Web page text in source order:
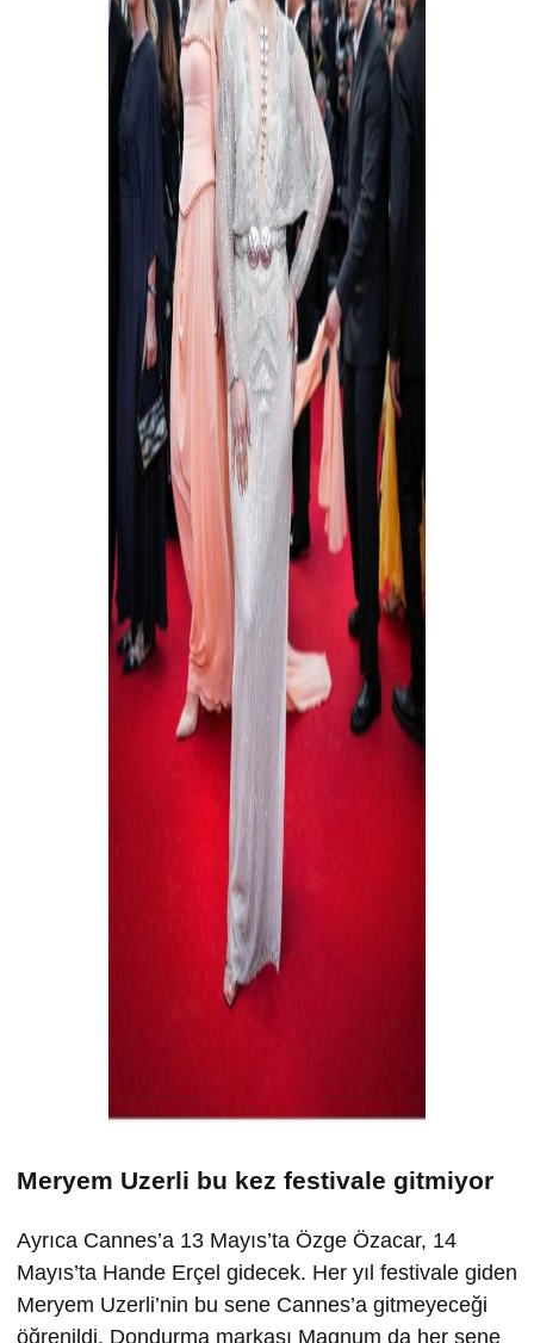
Meryem Uzerli bu kez festivale gitmiyor
Ayrıca Cannes’a 13 Mayıs’ta Özge Özacar, 14
Mayıs’ta Hande Erçel gidecek. Her yıl festivale giden
Meryem Uzerli’nin bu sene Cannes’a gitmeyeceği
öğrenildi. Dondurma markası Magnum da her sene